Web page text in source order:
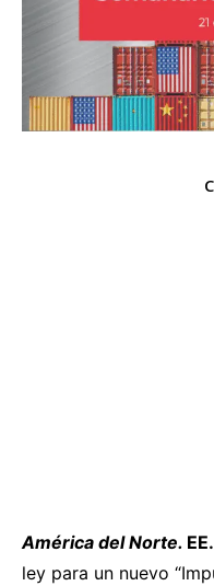
América del Norte.
ley para un nuevo